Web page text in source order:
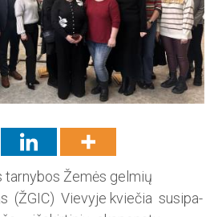
Žemės gelmių
(ŽGIC) Vievyje kviečia­ susipa­